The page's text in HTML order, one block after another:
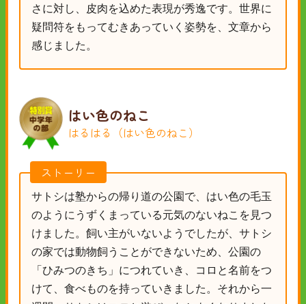
さに対し、皮肉を込めた表現が秀逸です。世界に
疑問符をもってむきあっていく姿勢を、文章から
感じました。
はい色のねこ
はるはる（はい色のねこ）
ストーリー
サトシは塾からの帰り道の公園で、はい色の毛玉
のようにうずくまっている元気のないねこを見つ
けました。飼い主がいないようでしたが、サトシ
の家では動物飼うことができないため、公園の
「ひみつのきち」につれていき、コロと名前をつ
けて、食べものを持っていきました。それから一